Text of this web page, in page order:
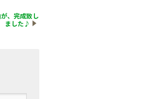
、完成致し
ました♪